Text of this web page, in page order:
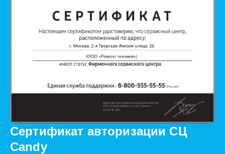
Сертификат авторизации СЦ
Candy